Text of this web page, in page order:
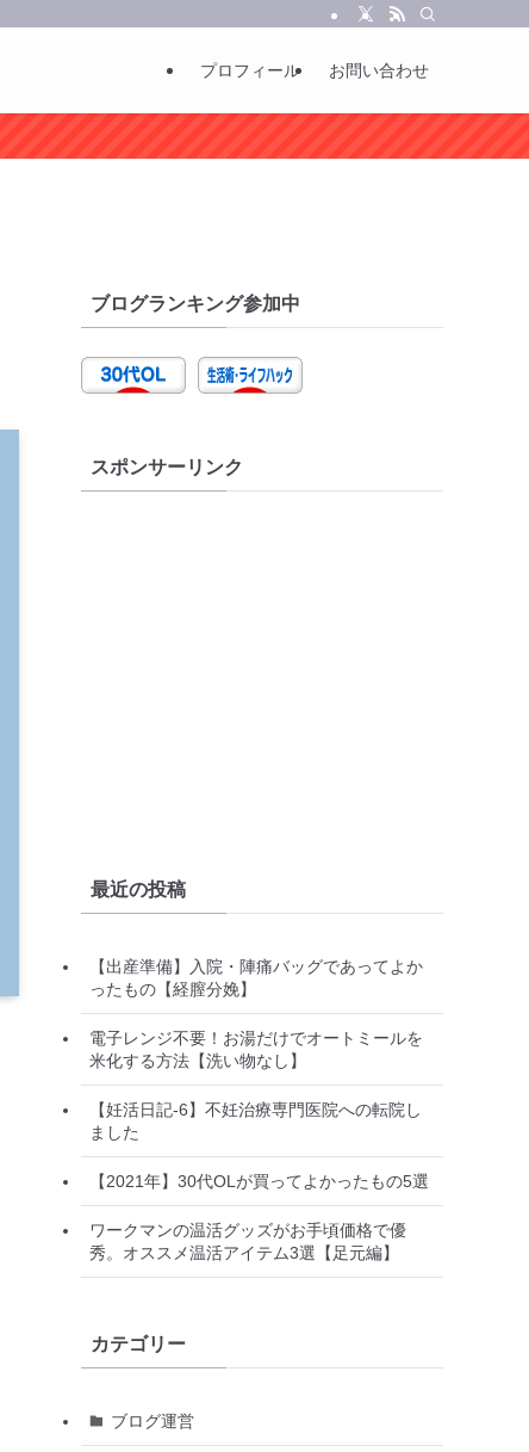
プロフィール お問い合わせ
ブログランキング参加中
スポンサーリンク
最近の投稿
【出産準備】入院・陣痛バッグであってよか
ったもの【経膣分娩】
電子レンジ不要！お湯だけでオートミールを
米化する方法【洗い物なし】
【妊活日記-6】不妊治療専門医院への転院し
ました
【2021年】30代OLが買ってよかったもの5選
ワークマンの温活グッズがお手頃価格で優
秀。オススメ温活アイテム3選【足元編】
カテゴリー
ブログ運営